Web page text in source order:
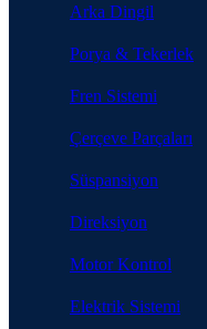
Arka Dingil
Porya & Tekerlek
Fren Sistemi
Çerçeve Parçaları
Süspansiyon
Direksiyon
Motor Kontrol
Elektrik Sistemi